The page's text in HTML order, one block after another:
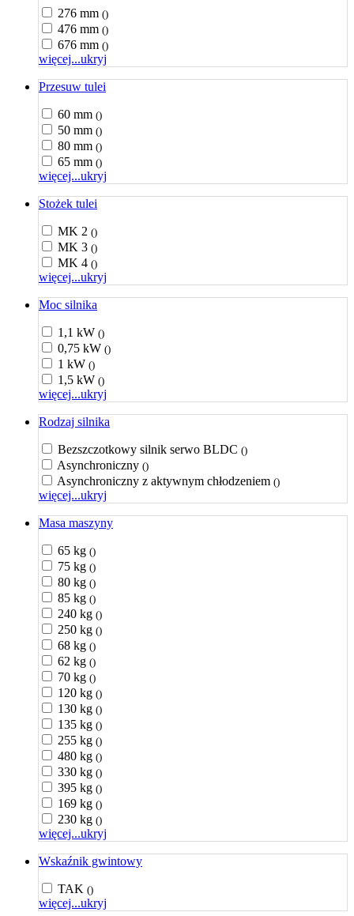
276 mm ()
476 mm ()
676 mm ()
więcej...ukryj
Przesuw tulei
60 mm ()
50 mm ()
80 mm ()
65 mm ()
więcej...ukryj
Stożek tulei
MK 2 ()
MK 3 ()
MK 4 ()
więcej...ukryj
Moc silnika
1,1 kW ()
0,75 kW ()
1 kW ()
1,5 kW ()
więcej...ukryj
Rodzaj silnika
Bezszczotkowy silnik serwo BLDC ()
Asynchroniczny ()
Asynchroniczny z aktywnym chłodzeniem ()
więcej...ukryj
Masa maszyny
65 kg ()
75 kg ()
80 kg ()
85 kg ()
240 kg ()
250 kg ()
68 kg ()
62 kg ()
70 kg ()
120 kg ()
130 kg ()
135 kg ()
255 kg ()
480 kg ()
330 kg ()
395 kg ()
169 kg ()
230 kg ()
więcej...ukryj
Wskaźnik gwintowy
TAK ()
więcej...ukryj